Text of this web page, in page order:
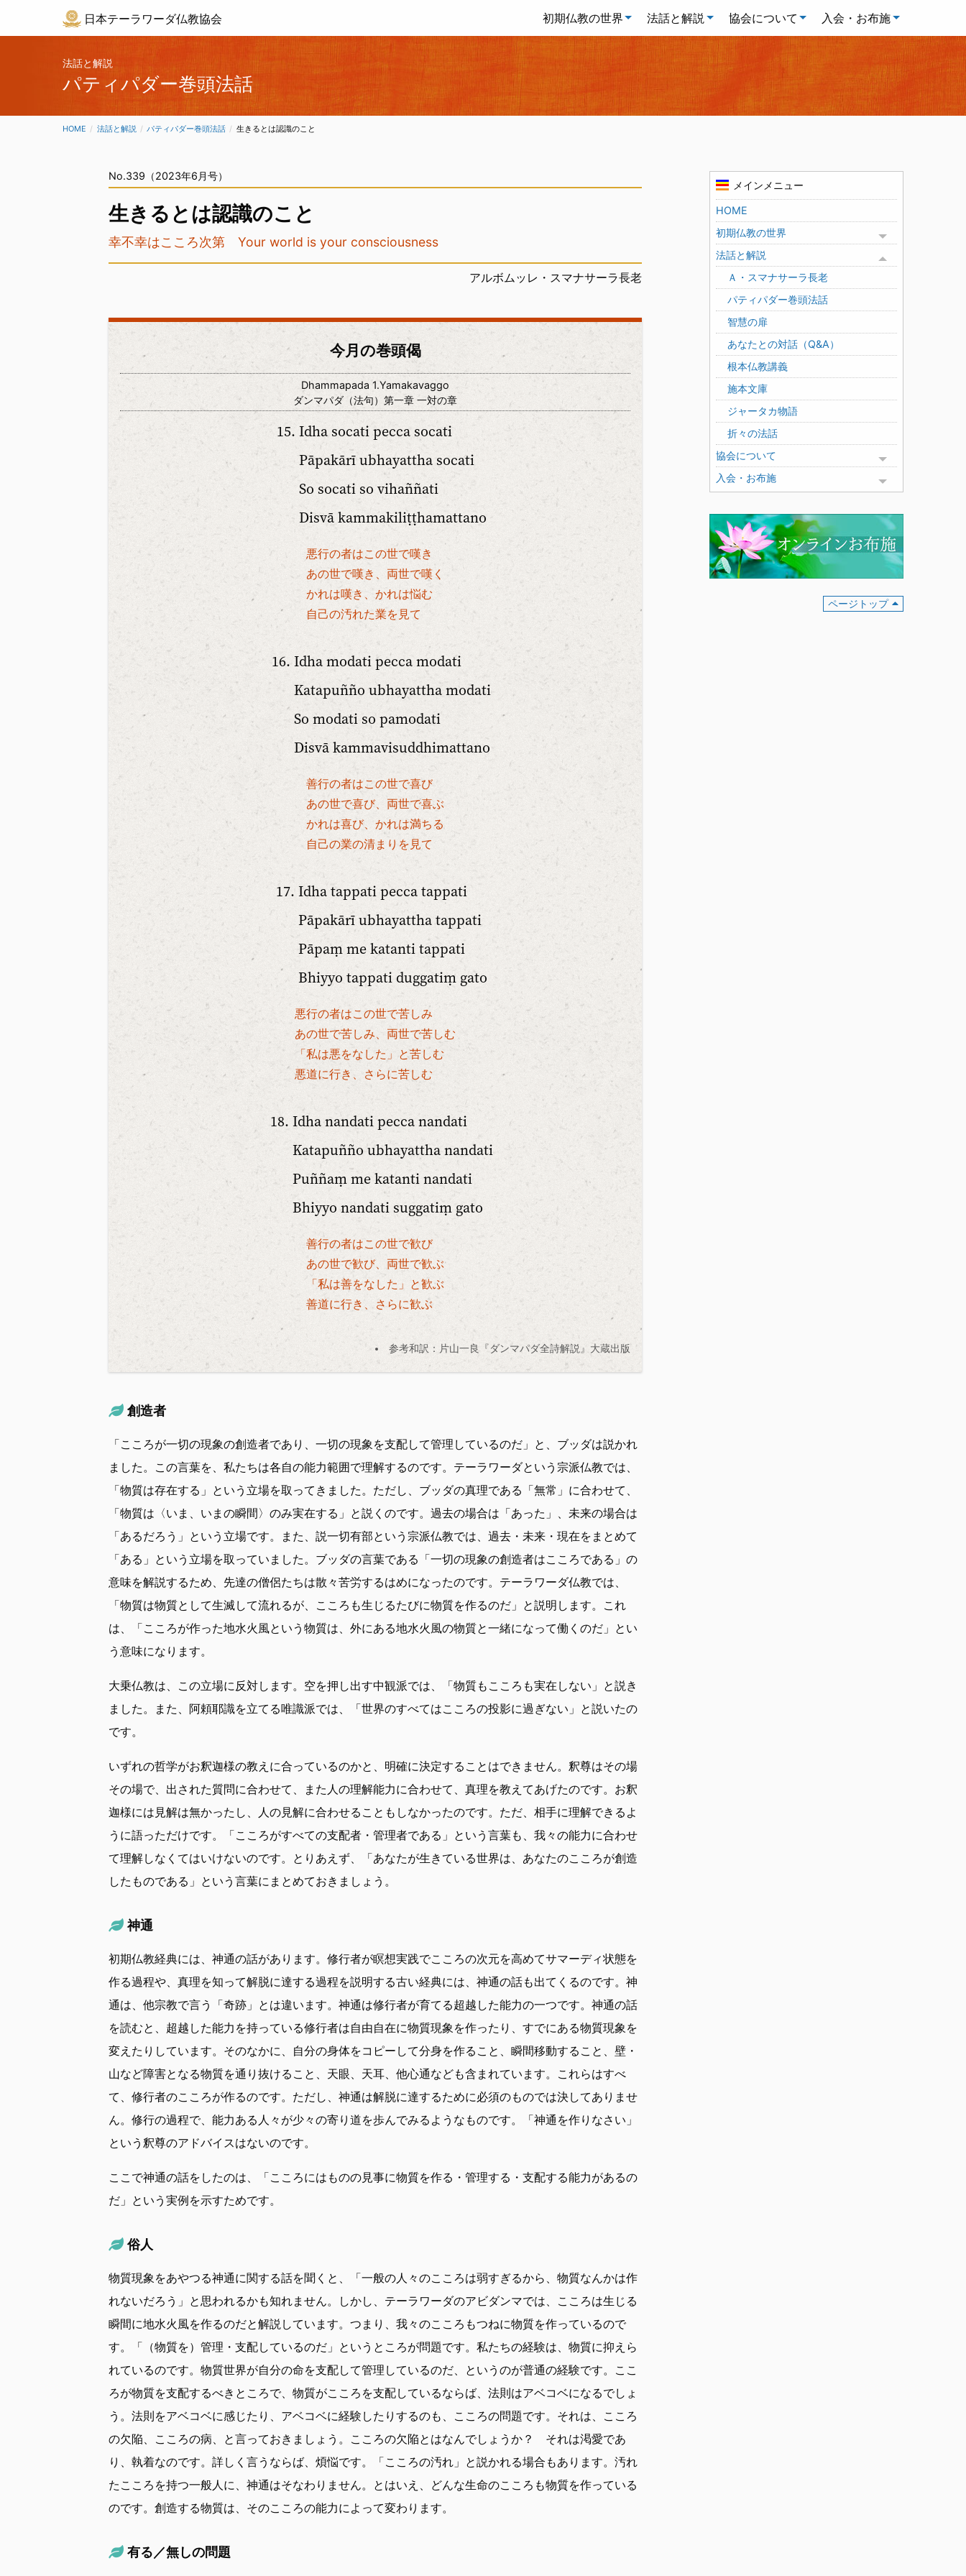
日本テーラワーダ仏教協会 初期仏教の世界 法話と解説 協会について 入会・お布施
法話と解説
パティパダー巻頭法話
HOME 法話と解説 パティパダー巻頭法話 CURRENT:
生きるとは認識のこと
No.339（2023年6月号）
生きるとは認識のこと
幸不幸はこころ次第 Your world is your consciousness
アルボムッレ・スマナサーラ長老
今月の巻頭偈
Dhammapada 1.Yamakavaggo
ダンマパダ（法句）第一章 一対の章
Idha socati pecca socati
Pāpakārī ubhayattha socati
So socati so vihaññati
Disvā kammakiliṭṭhamattano
悪行の者はこの世で嘆き
あの世で嘆き、両世で嘆く
かれは嘆き、かれは悩む
自己の汚れた業を見て
Idha modati pecca modati
Katapuñño ubhayattha modati
So modati so pamodati
Disvā kammavisuddhimattano
善行の者はこの世で喜び
あの世で喜び、両世で喜ぶ
かれは喜び、かれは満ちる
自己の業の清まりを見て
Idha tappati pecca tappati
Pāpakārī ubhayattha tappati
Pāpaṃ me katanti tappati
Bhiyyo tappati duggatiṃ gato
悪行の者はこの世で苦しみ
あの世で苦しみ、両世で苦しむ
「私は悪をなした」と苦しむ
悪道に行き、さらに苦しむ
Idha nandati pecca nandati
Katapuñño ubhayattha nandati
Puññaṃ me katanti nandati
Bhiyyo nandati suggatiṃ gato
善行の者はこの世で歓び
あの世で歓び、両世で歓ぶ
「私は善をなした」と歓ぶ
善道に行き、さらに歓ぶ
参考和訳：片山一良『ダンマパダ全詩解説』大蔵出版
創造者
「こころが一切の現象の創造者であり、一切の現象を支配して管理しているのだ」と、ブッダは説かれ
ました。この言葉を、私たちは各自の能力範囲で理解するのです。テーラワーダという宗派仏教では、
「物質は存在する」という立場を取ってきました。ただし、ブッダの真理である「無常」に合わせて、
「物質は〈いま、いまの瞬間〉のみ実在する」と説くのです。過去の場合は「あった」、未来の場合は
「あるだろう」という立場です。また、説一切有部という宗派仏教では、過去・未来・現在をまとめて
「ある」という立場を取っていました。ブッダの言葉である「一切の現象の創造者はこころである」の
意味を解説するため、先達の僧侶たちは散々苦労するはめになったのです。テーラワーダ仏教では、
「物質は物質として生滅して流れるが、こころも生じるたびに物質を作るのだ」と説明します。これ
は、「こころが作った地水火風という物質は、外にある地水火風の物質と一緒になって働くのだ」とい
う意味になります。
大乗仏教は、この立場に反対します。空を押し出す中観派では、「物質もこころも実在しない」と説き
ました。また、阿頼耶識を立てる唯識派では、「世界のすべてはこころの投影に過ぎない」と説いたの
です。
いずれの哲学がお釈迦様の教えに合っているのかと、明確に決定することはできません。釈尊はその場
その場で、出された質問に合わせて、また人の理解能力に合わせて、真理を教えてあげたのです。お釈
迦様には見解は無かったし、人の見解に合わせることもしなかったのです。ただ、相手に理解できるよ
うに語っただけです。「こころがすべての支配者・管理者である」という言葉も、我々の能力に合わせ
て理解しなくてはいけないのです。とりあえず、「あなたが生きている世界は、あなたのこころが創造
したものである」という言葉にまとめておきましょう。
神通
初期仏教経典には、神通の話があります。修行者が瞑想実践でこころの次元を高めてサマーディ状態を
作る過程や、真理を知って解脱に達する過程を説明する古い経典には、神通の話も出てくるのです。神
通は、他宗教で言う「奇跡」とは違います。神通は修行者が育てる超越した能力の一つです。神通の話
を読むと、超越した能力を持っている修行者は自由自在に物質現象を作ったり、すでにある物質現象を
変えたりしています。そのなかに、自分の身体をコピーして分身を作ること、瞬間移動すること、壁・
山など障害となる物質を通り抜けること、天眼、天耳、他心通なども含まれています。これらはすべ
て、修行者のこころが作るのです。ただし、神通は解脱に達するために必須のものでは決してありませ
ん。修行の過程で、能力ある人々が少々の寄り道を歩んでみるようなものです。「神通を作りなさい」
という釈尊のアドバイスはないのです。
ここで神通の話をしたのは、「こころにはものの見事に物質を作る・管理する・支配する能力があるの
だ」という実例を示すためです。
俗人
物質現象をあやつる神通に関する話を聞くと、「一般の人々のこころは弱すぎるから、物質なんかは作
れないだろう」と思われるかも知れません。しかし、テーラワーダのアビダンマでは、こころは生じる
瞬間に地水火風を作るのだと解説しています。つまり、我々のこころもつねに物質を作っているので
す。「（物質を）管理・支配しているのだ」というところが問題です。私たちの経験は、物質に抑えら
れているのです。物質世界が自分の命を支配して管理しているのだ、というのが普通の経験です。ここ
ろが物質を支配するべきところで、物質がこころを支配しているならば、法則はアベコベになるでしょ
う。法則をアベコベに感じたり、アベコベに経験したりするのも、こころの問題です。それは、こころ
の欠陥、こころの病、と言っておきましょう。こころの欠陥とはなんでしょうか？ それは渇愛であ
り、執着なのです。詳しく言うならば、煩悩です。「こころの汚れ」と説かれる場合もあります。汚れ
たこころを持つ一般人に、神通はそなわりません。とはいえ、どんな生命のこころも物質を作っている
のです。創造する物質は、そのこころの能力によって変わります。
有る／無しの問題
メインメニュー
HOME
初期仏教の世界
Toggle menu
法話と解説
Toggle menu
Ａ・スマナサーラ長老
パティパダー巻頭法話
智慧の扉
あなたとの対話（Q&A）
根本仏教講義
施本文庫
ジャータカ物語
折々の法話
協会について
Toggle menu
入会・お布施
Toggle menu
ページトップ